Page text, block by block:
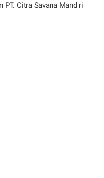
PT. Citra Savana Mandiri